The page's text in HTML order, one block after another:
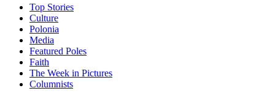
Top Stories
Culture
Polonia
Media
Featured Poles
Faith
The Week in Pictures
Columnists